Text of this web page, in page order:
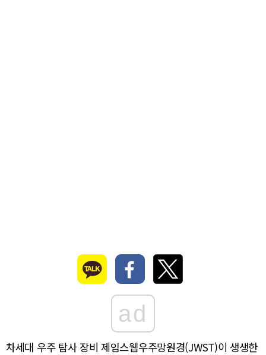
ad
차세대 우주 탐사 장비 제임스웹우주망원경(JWST)이 생생한